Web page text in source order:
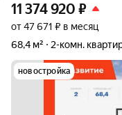
11 374 920 ₽
от 47 671 ₽ в месяц
68,4 м²
2-комн.
новостройка